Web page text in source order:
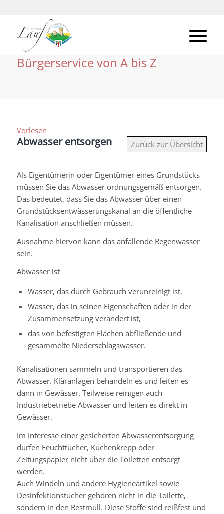
Bürgerservice von A bis Z
Vorlesen
Abwasser entsorgen Zurück zur Übersicht
Als Eigentümerin oder Eigentümer eines Grundstücks
müssen Sie das Abwasser ordnungsgemäß entsorgen.
Das bedeutet, dass Sie das Abwasser über einen
Grundstücksentwässerungskanal an die öffentliche
Kanalisation anschließen müssen.
Ausnahme hiervon kann das anfallende Regenwasser
sein.
Abwasser ist
Wasser, das durch Gebrauch verunreinigt ist,
Wasser, das in seinen Eigenschaften oder in der
Zusammensetzung verändert ist,
das von befestigten Flächen abfließende und
gesammelte Niederschlagswasser.
Kanalisationen sammeln und transportieren das
Abwasser. Kläranlagen behandeln es und leiten es
dann in Gewässer. Teilweise reinigen auch
Industriebetriebe Abwasser und leiten es direkt in
Gewässer.
Im Interesse einer gesicherten Abwasserentsorgung
dürfen Feuchttücher, Küchenkrepp oder
Zeitungspapier nicht über die Toiletten entsorgt
werden.
Auch Windeln und andere Hygieneartikel sowie
Desinfektionstücher gehören nicht in die Toilette,
sondern in den Restmüll. Diese Stoffe sind reißfest und